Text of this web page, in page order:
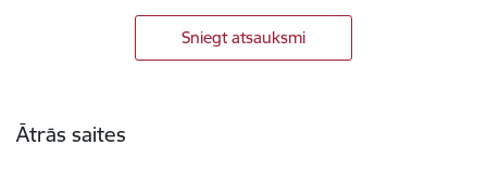
Sniegt atsauksmi
Ātrās saites